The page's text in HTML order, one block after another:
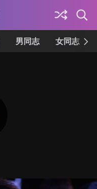
男同志 女同志